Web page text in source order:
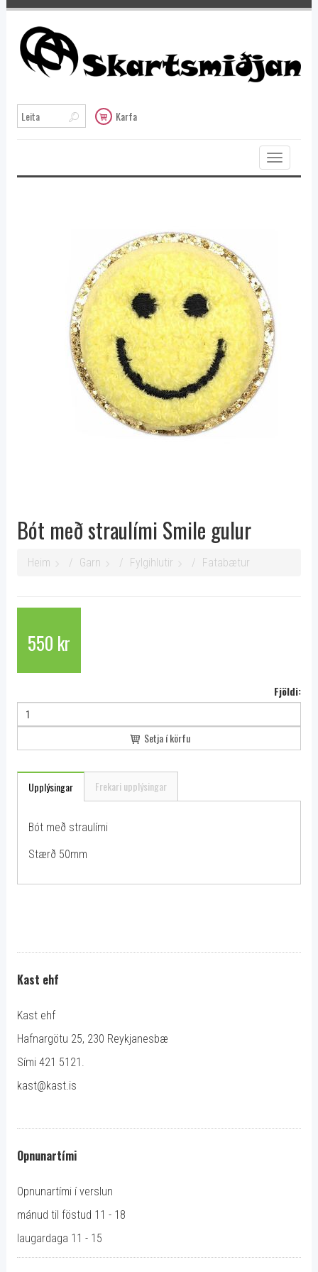
Karfa
Toggle
navigation
Bót með straulími Smile gulur
Heim Garn Fylgihlutir Fatabætur
550 kr
Fjöldi:
Setja í körfu
Upplýsingar Frekari upplýsingar
Bót með straulími
Stærð 50mm
Kast ehf
Kast ehf
Hafnargötu 25, 230 Reykjanesbæ
Sími 421 5121.
kast@kast.is
Opnunartími
Opnunartími í verslun
mánud til föstud 11 - 18
laugardaga 11 - 15